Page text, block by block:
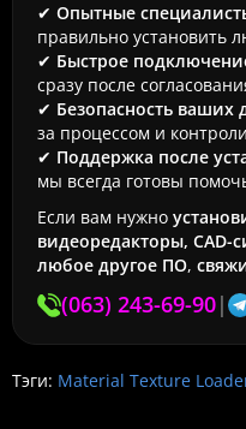
✔ Опытные
правильно установить
✔ Быстрое
сразу после
✔ Безопасность ваших
за процессом и
✔ Поддержка после
мы всегда готовы
Если вам нужно
видеоредакторы, CAD-
любое другое ПО,
(063) 243-69-90|
Тэги: Material Texture